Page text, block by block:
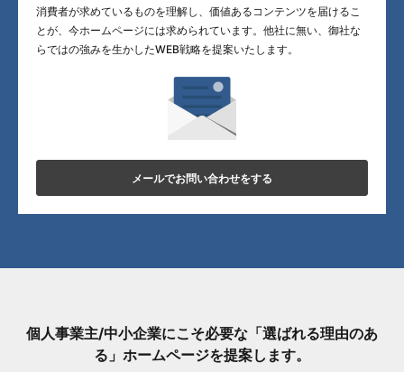
消費者が求めているものを理解し、価値あるコンテンツを届けるこ
とが、今ホームページには求められています。他社に無い、御社な
らではの強みを生かしたWEB戦略を提案いたします。
メールでお問い合わせをする
個人事業主/中小企業にこそ必要な「選ばれる理由のあ
る」ホームページを提案します。